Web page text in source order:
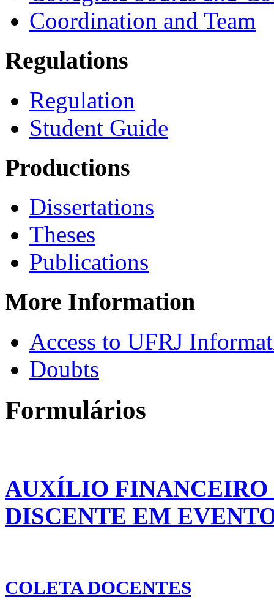
Coordination and Team
Regulations
Regulation
Student Guide
Productions
Dissertations
Theses
Publications
More Information
Access to UFRJ
Doubts
Formulários
AUXÍLIO FINANCEIRO
DISCENTE EM
COLETA DOCENTES